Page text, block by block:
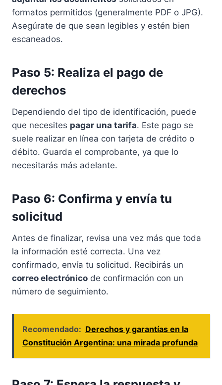
formatos permitidos (generalmente PDF o JPG).
Asegúrate de que sean legibles y estén bien
escaneados.
Paso 5: Realiza el pago de
derechos
Dependiendo del tipo de identificación, puede
que necesites pagar una tarifa. Este pago se
suele realizar en línea con tarjeta de crédito o
débito. Guarda el comprobante, ya que lo
necesitarás más adelante.
Paso 6: Confirma y envía tu
solicitud
Antes de finalizar, revisa una vez más que toda
la información esté correcta. Una vez
confirmado, envía tu solicitud. Recibirás un
correo electrónico de confirmación con un
número de seguimiento.
Recomendado: Derechos y garantías en la
Constitución Argentina: una mirada profunda